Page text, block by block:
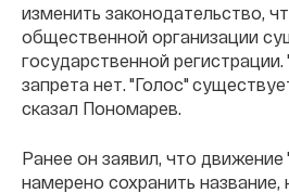
изменить законодательство,
общественной организации
государственной регистрации.
запрета нет. "Голос"
сказал Пономарев.
Ранее он заявил, что движение
намерено сохранить